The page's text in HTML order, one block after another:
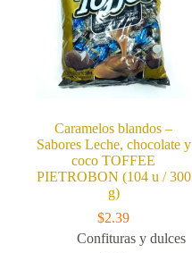
cantidad
Caramelos blandos –
Sabores Leche, chocolate y
coco TOFFEE
PIETROBON (104 u / 300
g)
$2.39
Confituras y dulces